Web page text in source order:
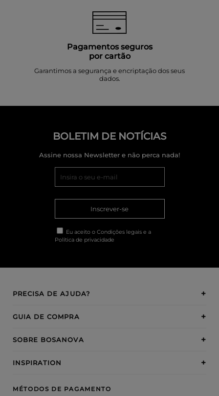
Pagamentos seguros
por cartão
Garantimos a segurança e encriptação dos seus
dados.
BOLETIM DE NOTÍCIAS
Assine nossa Newsletter e não perca nada!
Inscrever-se
Eu aceito o Condições legais e a
Política de privacidade
PRECISA DE AJUDA?
GUIA DE COMPRA
SOBRE BOSANOVA
INSPIRATION
MÉTODOS DE PAGAMENTO